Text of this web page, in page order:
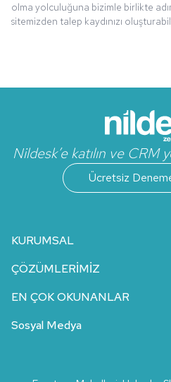
olma yolculuğuna bizimle birlikte
sitemizden talep kaydınızı
Nildesk’e katılın ve CRM
Ücretsiz
KURUMSAL
ÇÖZÜMLERİMİZ
EN ÇOK OKUNANLAR
Sosyal Medya